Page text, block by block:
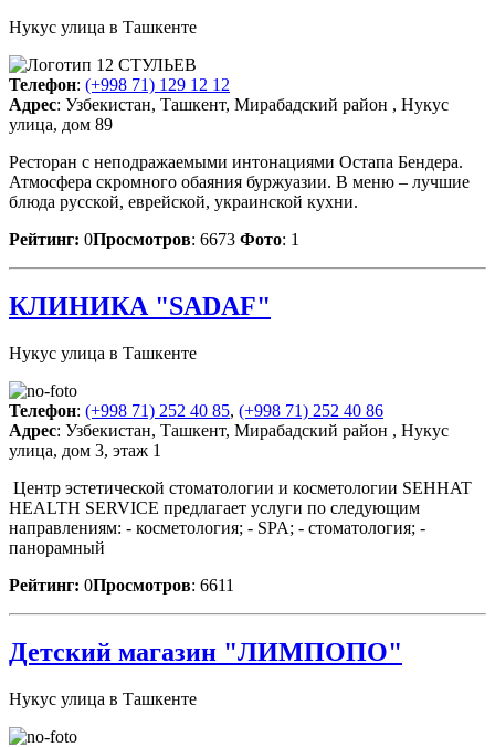
Нукус улица в Ташкенте
Телефон: (+998 71) 129 12 12
Адрес: Узбекистан, Ташкент, Мирабадский район , Нукус
улица, дом 89
Ресторан с неподражаемыми интонациями Остапа Бендера.
Атмосфера скромного обаяния буржуазии. В меню – лучшие
блюда русской, еврейской, украинской кухни.
Рейтинг: 0Просмотров: 6673 Фото: 1
КЛИНИКА "SADAF"
Нукус улица в Ташкенте
Телефон: (+998 71) 252 40 85, (+998 71) 252 40 86
Адрес: Узбекистан, Ташкент, Мирабадский район , Нукус
улица, дом 3, этаж 1
Центр эстетической стоматологии и косметологии SEHHAT
HEALTH SERVICE предлагает услуги по следующим
направлениям: - косметология; - SPA; - стоматология; -
панорамный
Рейтинг: 0Просмотров: 6611
Детский магазин "ЛИМПОПО"
Нукус улица в Ташкенте